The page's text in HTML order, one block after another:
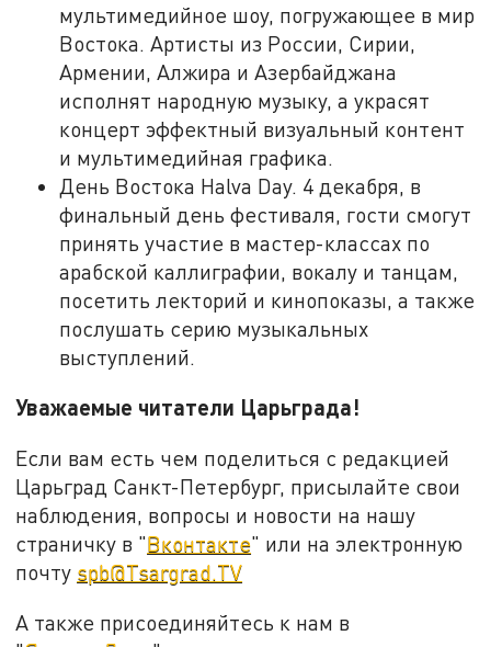
мультимедийное шоу, погружающее в мир
Востока. Артисты из России, Сирии,
Армении, Алжира и Азербайджана
исполнят народную музыку, а украсят
концерт эффектный визуальный контент
и мультимедийная графика.
День Востока Halva Day. 4 декабря, в
финальный день фестиваля, гости смогут
принять участие в мастер-классах по
арабской каллиграфии, вокалу и танцам,
посетить лекторий и кинопоказы, а также
послушать серию музыкальных
выступлений.
Уважаемые читатели Царьграда!
Если вам есть чем поделиться с редакцией
Царьград Санкт-Петербург, присылайте свои
наблюдения, вопросы и новости на нашу
страничку в "Вконтакте" или на электронную
почту spb@Tsargrad.TV
А также присоединяйтесь к нам в